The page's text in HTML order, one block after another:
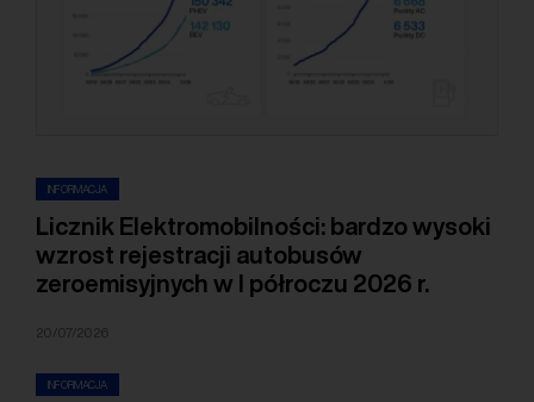
INFORMACJA
Licznik Elektromobilności: bardzo wysoki
wzrost rejestracji autobusów
zeroemisyjnych w I półroczu 2026 r.
20/07/2026
INFORMACJA